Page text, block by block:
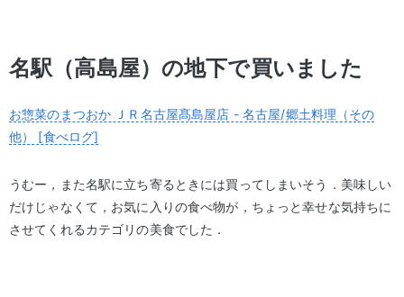
名駅（高島屋）の地下で買いました
お惣菜のまつおか ＪＲ名古屋髙島屋店 - 名古屋/郷土料理（その
他） [食べログ]
うむー，また名駅に立ち寄るときには買ってしまいそう．美味しい
だけじゃなくて，お気に入りの食べ物が，ちょっと幸せな気持ちに
させてくれるカテゴリの美食でした．